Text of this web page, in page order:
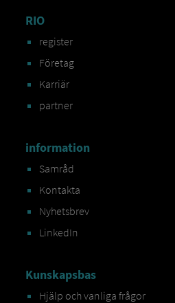
RIO
register
Företag
Karriär
partner
information
Samråd
Kontakta
Nyhetsbrev
LinkedIn
Kunskapsbas
Hjälp och vanliga frågor